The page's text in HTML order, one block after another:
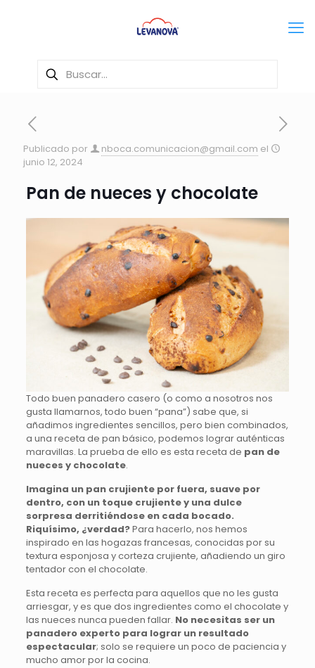
Publicado por nboca.comunicacion@gmail.com el
junio 12, 2024
Pan de nueces y chocolate
Todo buen panadero casero (o como a nosotros nos
gusta llamarnos, todo buen “pana”) sabe que, si
añadimos ingredientes sencillos, pero bien combinados,
a una receta de pan básico, podemos lograr auténticas
maravillas. La prueba de ello es esta receta de pan de
nueces y chocolate.
Imagina un pan crujiente por fuera, suave por
dentro, con un toque crujiente y una dulce
sorpresa derritiéndose en cada bocado.
Riquísimo, ¿verdad?Para hacerlo, nos hemos
inspirado en las hogazas francesas, conocidas por su
textura esponjosa y corteza crujiente, añadiendo un giro
tentador con el chocolate.
Esta receta es perfecta para aquellos que no les gusta
arriesgar, y es que dos ingredientes como el chocolate y
las nueces nunca pueden fallar. No necesitas ser un
panadero experto para lograr un resultado
espectacular; solo se requiere un poco de paciencia y
mucho amor por la cocina.